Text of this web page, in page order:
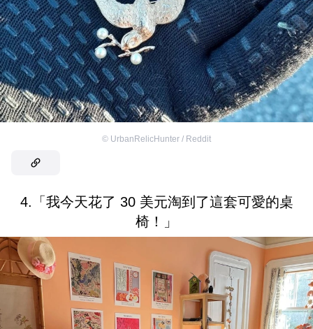
© UrbanRelicHunter / Reddit
4.「我今天花了 30 美元淘到了這套可愛的桌
椅！」